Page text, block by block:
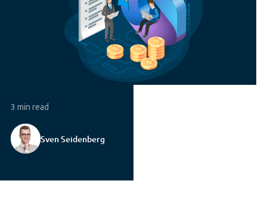
3 min read
Sven Seidenberg